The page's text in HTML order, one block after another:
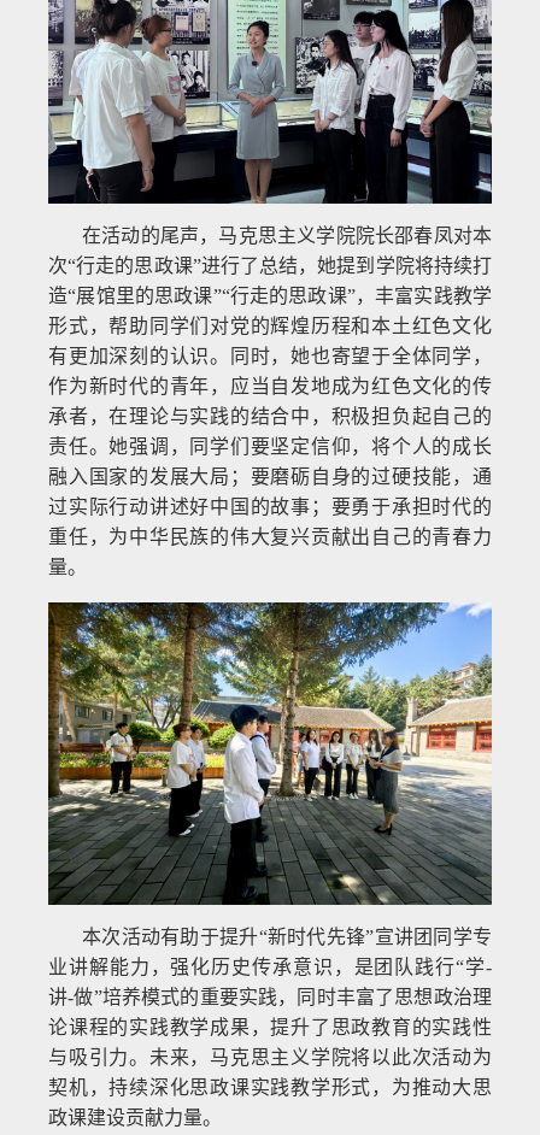
在活动的尾声，马克思主义学院院长邵春凤对本
次“行走的思政课”进行了总结，她提到学院将持续打
造“展馆里的思政课”“行走的思政课”，丰富实践教学
形式，帮助同学们对党的辉煌历程和本土红色文化
有更加深刻的认识。同时，她也寄望于全体同学，
作为新时代的青年，应当自发地成为红色文化的传
承者，在理论与实践的结合中，积极担负起自己的
责任。她强调，同学们要坚定信仰，将个人的成长
融入国家的发展大局；要磨砺自身的过硬技能，通
过实际行动讲述好中国的故事；要勇于承担时代的
重任，为中华民族的伟大复兴贡献出自己的青春力
量。
本次活动有助于提升“新时代先锋”宣讲团同学专
业讲解能力，强化历史传承意识，是团队践行“学-
讲-做”培养模式的重要实践，同时丰富了思想政治理
论课程的实践教学成果，提升了思政教育的实践性
与吸引力。未来，马克思主义学院将以此次活动为
契机，持续深化思政课实践教学形式，为推动大思
政课建设贡献力量。